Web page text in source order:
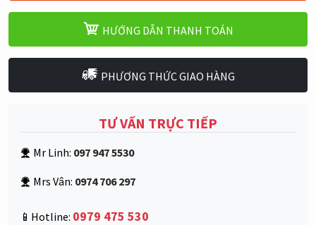
HƯỚNG DẪN THANH TOÁN
PHƯƠNG THỨC GIAO HÀNG
TƯ VẤN TRỰC TIẾP
Mr Linh: 097 947 5530
Mrs Vân: 0974 706 297
📱Hotline: 0979 475 530